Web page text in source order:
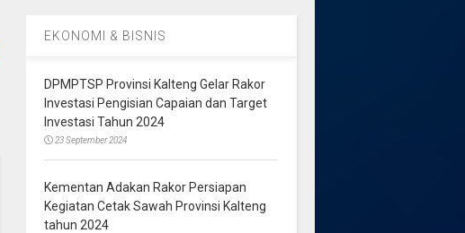
EKONOMI & BISNIS
DPMPTSP Provinsi Kalteng Gelar Rakor
Investasi Pengisian Capaian dan Target
Investasi Tahun 2024
23 September 2024
Kementan Adakan Rakor Persiapan
Kegiatan Cetak Sawah Provinsi Kalteng
tahun 2024